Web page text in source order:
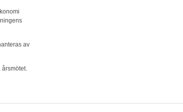
av
årsmötet.